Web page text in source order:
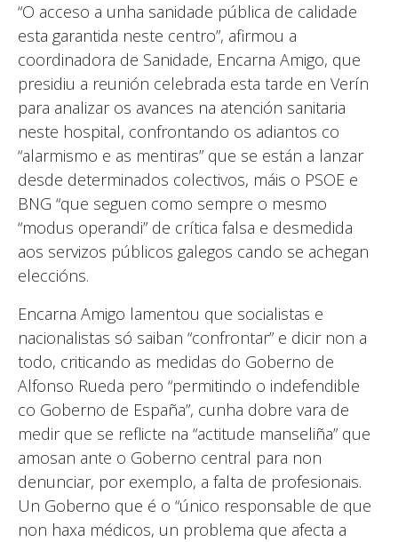
“O acceso a unha sanidade pública de calidade
esta garantida neste centro”, afirmou a
coordinadora de Sanidade, Encarna Amigo, que
presidiu a reunión celebrada esta tarde en Verín
para analizar os avances na atención sanitaria
neste hospital, confrontando os adiantos co
“alarmismo e as mentiras” que se están a lanzar
desde determinados colectivos, máis o PSOE e
BNG “que seguen como sempre o mesmo
“modus operandi” de crítica falsa e desmedida
aos servizos públicos galegos cando se achegan
eleccións.
Encarna Amigo lamentou que socialistas e
nacionalistas só saiban “confrontar” e dicir non a
todo, criticando as medidas do Goberno de
Alfonso Rueda pero “permitindo o indefendible
co Goberno de España”, cunha dobre vara de
medir que se reflicte na “actitude manseliña” que
amosan ante o Goberno central para non
denunciar, por exemplo, a falta de profesionais.
Un Goberno que é o “único responsable de que
non haxa médicos, un problema que afecta a